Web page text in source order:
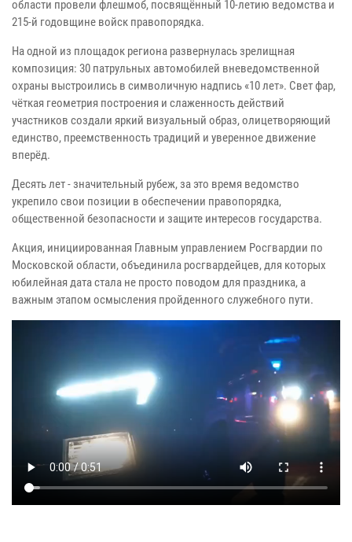
области провели флешмоб, посвящённый 10-летию ведомства и
215-й годовщине войск правопорядка.
На одной из площадок региона развернулась зрелищная
композиция: 30 патрульных автомобилей вневедомственной
охраны выстроились в символичную надпись «10 лет». Свет фар,
чёткая геометрия построения и слаженность действий
участников создали яркий визуальный образ, олицетворяющий
единство, преемственность традиций и уверенное движение
вперёд.
Десять лет - значительный рубеж, за это время ведомство
укрепило свои позиции в обеспечении правопорядка,
общественной безопасности и защите интересов государства.
Акция, инициированная Главным управлением Росгвардии по
Московской области, объединила росгвардейцев, для которых
юбилейная дата стала не просто поводом для праздника, а
важным этапом осмысления пройденного служебного пути.